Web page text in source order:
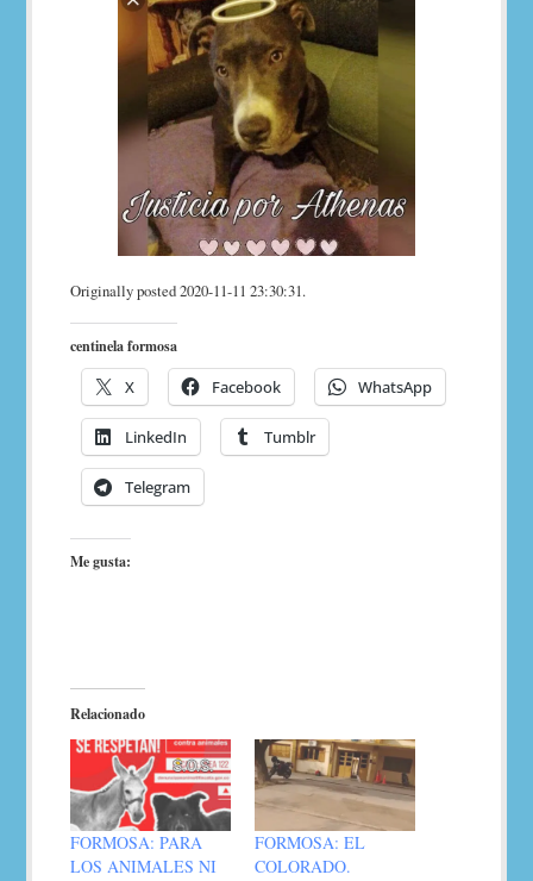
Originally posted 2020-11-11 23:30:31.
centinela formosa
X Facebook WhatsApp
LinkedIn Tumblr
Telegram
Me gusta:
Relacionado
FORMOSA: PARA
LOS ANIMALES NI
FORMOSA: EL
COLORADO.